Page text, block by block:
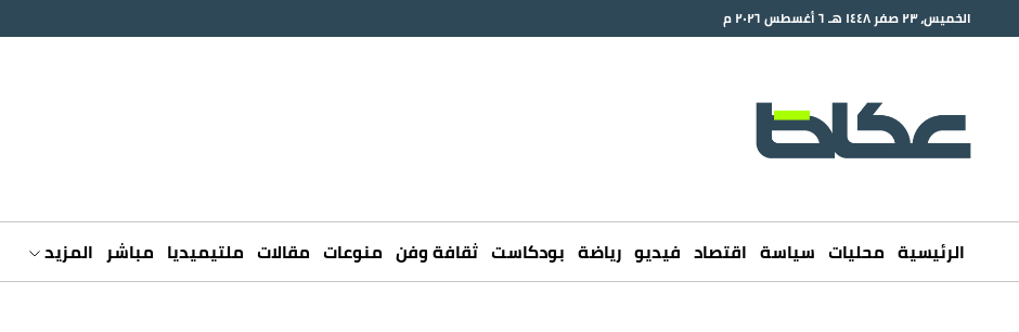
الخميس، ٢٣ صفر ١٤٤٨ هـ ٦ أغسطس ٢٠٢٦ م
الرئيسية محليات سياسة اقتصاد فيديو رياضة بودكاست ثقافة وفن منوعات مقالات ملتيميديا مباشر المزيد